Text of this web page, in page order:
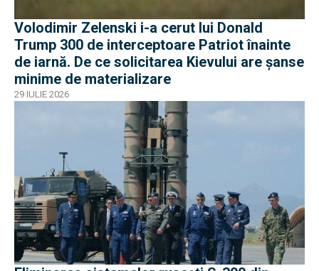
Volodimir Zelenski i-a cerut lui Donald
Trump 300 de interceptoare Patriot înainte
de iarnă. De ce solicitarea Kievului are șanse
minime de materializare
29 IULIE 2026